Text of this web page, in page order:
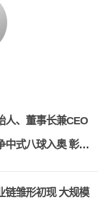
人、董事长兼CEO
中式八球入奥 彰显
链雏形初现 大规模